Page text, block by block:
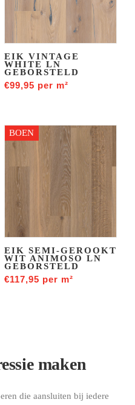
EIK VINTAGE
WHITE LN
GEBORSTELD
€99,95 per m²
BOEN
EIK SEMI-GEROOKT
WIT ANIMOSO LN
GEBORSTELD
€117,95 per m²
maken
die aansluiten bij iedere